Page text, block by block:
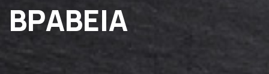
ΒΡΑΒΕΙΑ